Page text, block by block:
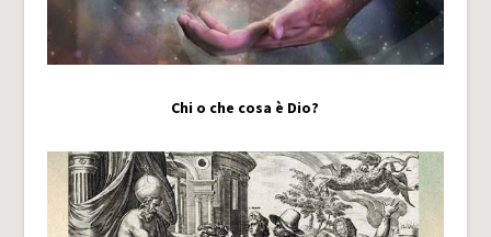
Chi o che cosa è Dio?